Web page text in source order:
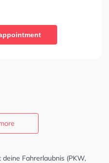
Fahrerlaubnis (PKW,